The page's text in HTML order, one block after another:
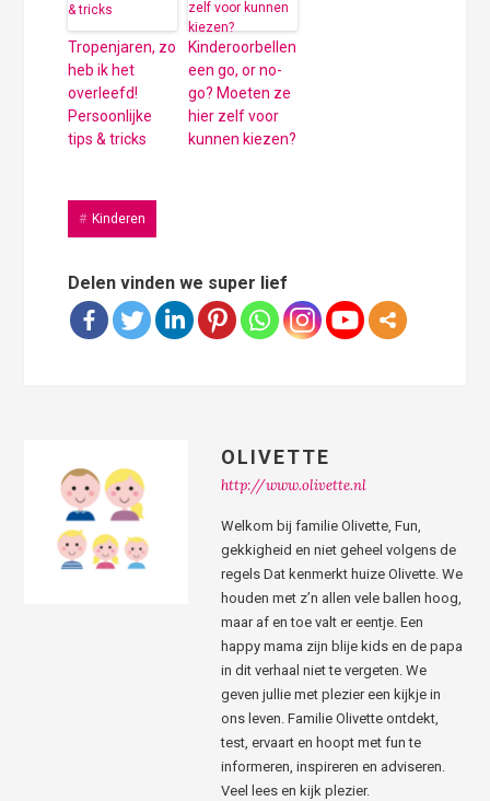
Tropenjaren, zo
heb ik het
overleefd!
Persoonlijke
tips & tricks
Kinderoorbellen
een go, or no-
go? Moeten ze
hier zelf voor
kunnen kiezen?
Kinderen
Delen vinden we super lief
OLIVETTE
http://www.olivette.nl
Welkom bij familie Olivette, Fun,
gekkigheid en niet geheel volgens de
regels Dat kenmerkt huize Olivette. We
houden met z’n allen vele ballen hoog,
maar af en toe valt er eentje. Een
happy mama zijn blije kids en de papa
in dit verhaal niet te vergeten. We
geven jullie met plezier een kijkje in
ons leven. Familie Olivette ontdekt,
test, ervaart en hoopt met fun te
informeren, inspireren en adviseren.
Veel lees en kijk plezier.